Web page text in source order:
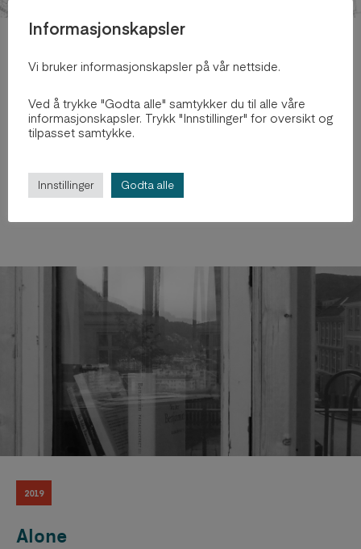
The City Carpet and Urban Living
Rooms
Utforsk prosjektet
2019
Alone
Informasjonskapsler
Vi bruker informasjonskapsler på vår nettside.
Ved å trykke "Godta alle" samtykker du til alle våre
informasjonskapsler. Trykk "Innstillinger" for oversikt og
tilpasset samtykke.
Innstillinger Godta alle